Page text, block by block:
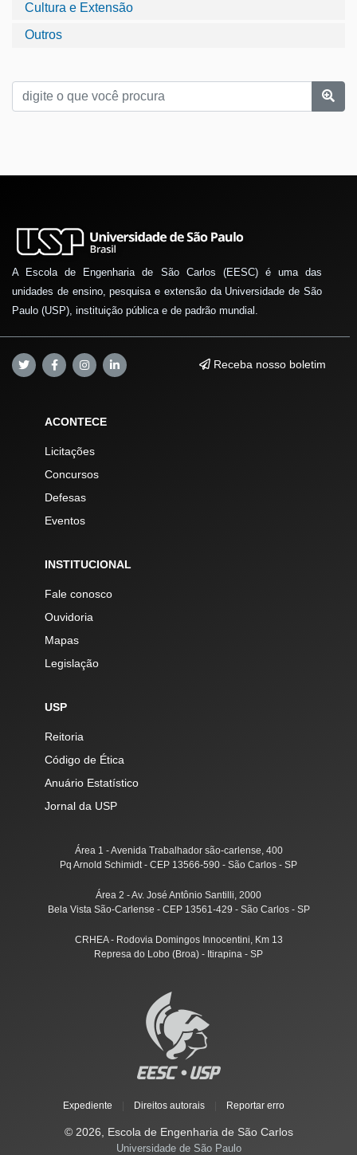
Cultura e Extensão
Outros
A Escola de Engenharia de São Carlos (EESC) é uma das
unidades de ensino, pesquisa e extensão da Universidade de São
Paulo (USP), instituição pública e de padrão mundial.
Receba nosso boletim
ACONTECE
Licitações
Concursos
Defesas
Eventos
INSTITUCIONAL
Fale conosco
Ouvidoria
Mapas
Legislação
USP
Reitoria
Código de Ética
Anuário Estatístico
Jornal da USP
Área 1 - Avenida Trabalhador são-carlense, 400
Pq Arnold Schimidt - CEP 13566-590 - São Carlos - SP
Área 2 - Av. José Antônio Santilli, 2000
Bela Vista São-Carlense - CEP 13561-429 - São Carlos - SP
CRHEA - Rodovia Domingos Innocentini, Km 13
Represa do Lobo (Broa) - Itirapina - SP
Expediente Direitos autorais Reportar erro
© 2026, Escola de Engenharia de São Carlos
Universidade de São Paulo